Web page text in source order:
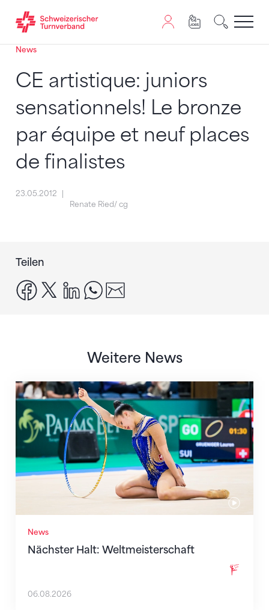
Zum Inhalt springen
Zur Sitemap navigieren
Zum Navigieren dieser Seite wird JavaScript benötigt.
News
CE artistique: juniors
sensationnels! Le bronze
par équipe et neuf places
de finalistes
23.05.2012
Renate Ried/ cg
Teilen
facebook
x linkedinwhatsapp
Weitere News
News
Nächster Halt: Weltmeisterschaft
Nächster Halt: Weltmeisterschaft
06.08.2026